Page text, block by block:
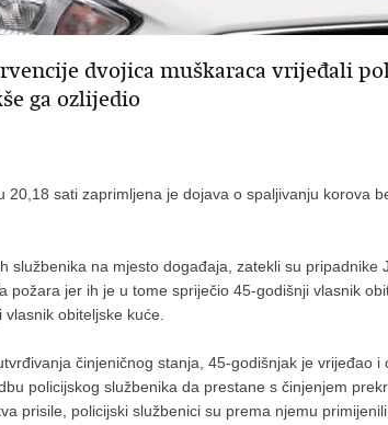
dvojica muškaraca vrijeđali
ga ozlijedio
20,18 sati zaprimljena je dojava o spaljivanju korova
službenika na mjesto događaja, zatekli su pripadnike
požara jer ih je u tome spriječio 45-godišnji vlasnik
obiteljske kuće.
činjeničnog stanja, 45-godišnjak je vrijeđao
policijskog službenika da prestane s činjenjem
prisile, policijski službenici su prema njemu